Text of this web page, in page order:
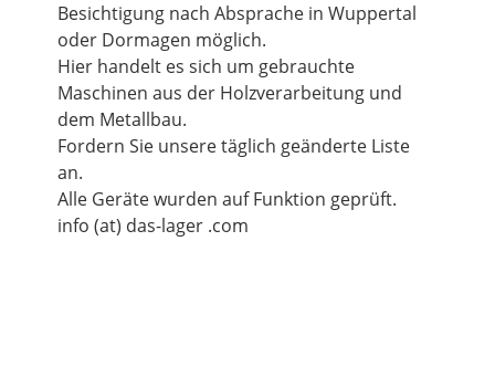
Besichtigung nach Absprache in Wuppertal
oder Dormagen möglich.
Hier handelt es sich um gebrauchte
Maschinen aus der Holzverarbeitung und
dem Metallbau.
Fordern Sie unsere täglich geänderte Liste
an.
Alle Geräte wurden auf Funktion geprüft.
info (at) das-lager .com